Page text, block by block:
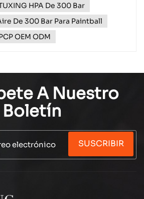
HPA De 300 Bar
De 300 Bar Para Paintball
OEM ODM
A Nuestro
Boletín
SUSCRIBIR